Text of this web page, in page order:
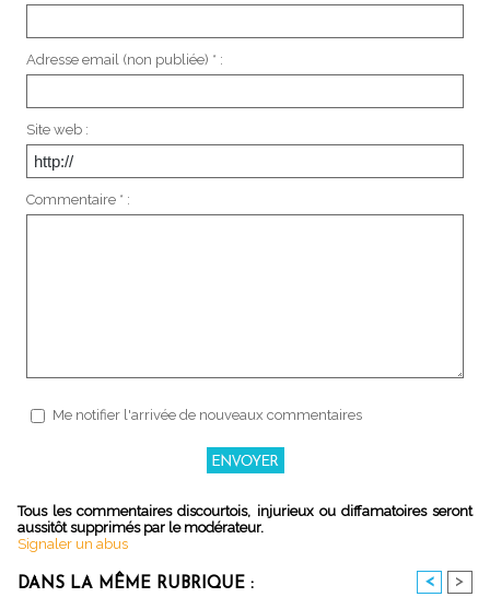
Adresse email (non publiée) * :
Site web :
Commentaire * :
Me notifier l'arrivée de nouveaux commentaires
Tous les commentaires discourtois, injurieux ou diffamatoires seront
aussitôt supprimés par le modérateur.
Signaler un abus
DANS LA MÊME RUBRIQUE : < >